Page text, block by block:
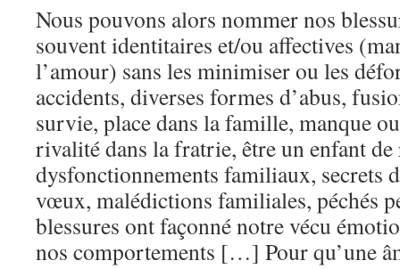
Nous pouvons alors nommer nos
souvent identitaires et/ou affectives
l’amour) sans les minimiser ou les
accidents, diverses formes d’abus,
survie, place dans la famille, manque
rivalité dans la fratrie, être un enfant de
dysfonctionnements familiaux, secrets
vœux, malédictions familiales, péchés
blessures ont façonné notre vécu
nos comportements […] Pour qu’une